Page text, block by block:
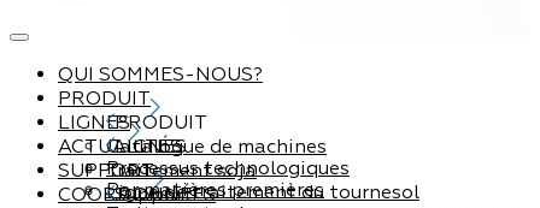
QUI SOMMES-NOUS?
PRODUIT
PRODUIT
Catalogue de machines
Processus technologiques
Par matières premières
LIGNES
LIGNES
Traitement soja
Ligne de traitement du tournesol
ACTUALITÉS
SUPPORT
Support
COORDONNÉES